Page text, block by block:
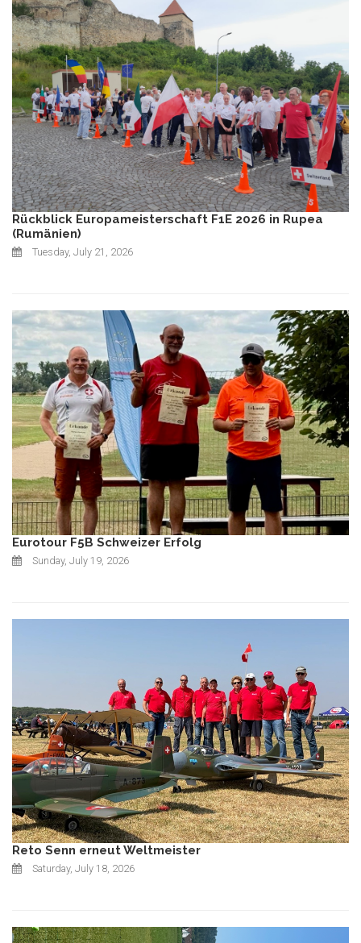
Rückblick Europameisterschaft F1E 2026 in Rupea
(Rumänien)
Tuesday, July 21, 2026
Eurotour F5B Schweizer Erfolg
Sunday, July 19, 2026
Reto Senn erneut Weltmeister
Saturday, July 18, 2026